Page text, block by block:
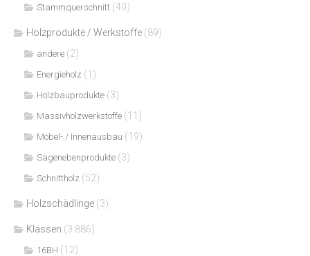
Stammquerschnitt (40)
Holzprodukte / Werkstoffe (89)
andere (2)
Energieholz (1)
Holzbauprodukte (3)
Massivholzwerkstoffe (11)
Möbel- / Innenausbau (19)
Sägenebenprodukte (3)
Schnittholz (52)
Holzschädlinge (3)
Klassen (3.886)
16BH (12)